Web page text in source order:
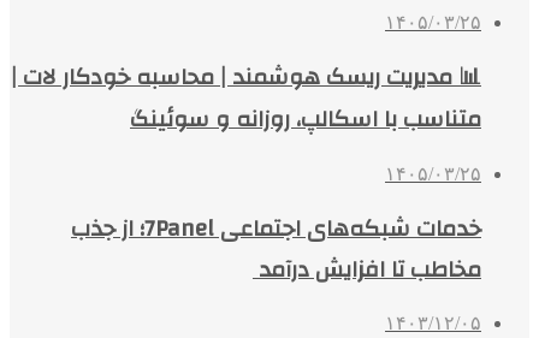
۱۴۰۵/۰۳/۲۵
📊 مدیریت ریسک هوشمند | محاسبه خودکار لات |
متناسب با اسکالپ، روزانه و سوئینگ
۱۴۰۵/۰۳/۲۵
خدمات شبکه‌های اجتماعی 7Panel؛ از جذب
مخاطب تا افزایش درآمد
۱۴۰۳/۱۲/۰۵